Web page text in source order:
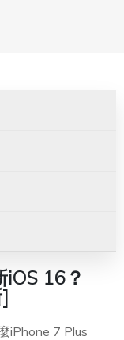
16？
iPhone 7 Plus